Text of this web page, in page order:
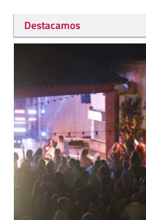
Destacamos